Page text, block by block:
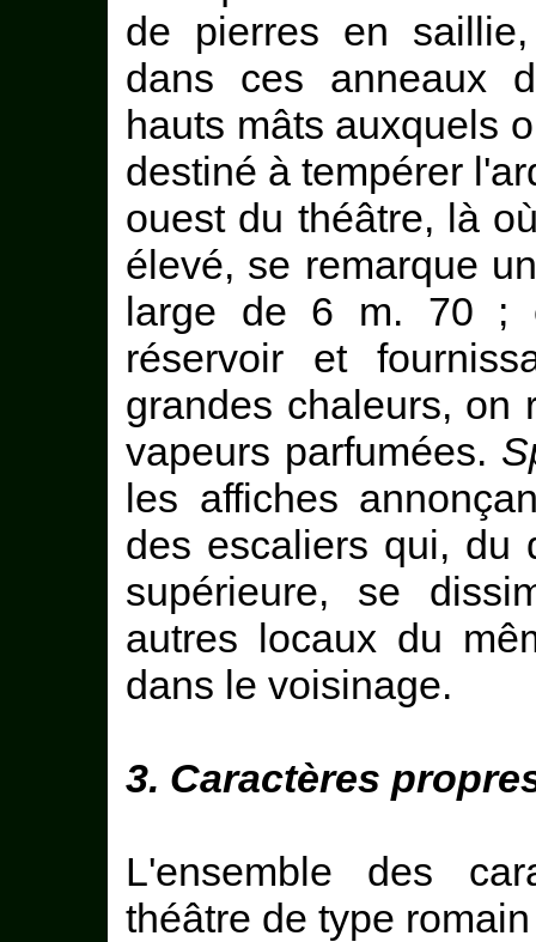
de pierres en
dans ces anneaux
hauts mâts auxquels
destiné à tempérer
ouest du théâtre, là
élevé, se remarque
large de 6 m. 70 ;
réservoir et
grandes chaleurs, on
vapeurs parfumées.
les affiches
des escaliers qui, du
supérieure, se
autres locaux du
dans le voisinage.
3. Caractères
L'ensemble des
théâtre de type